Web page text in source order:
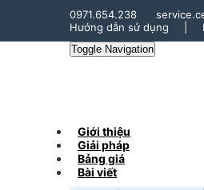
0971.654.238
Hướng dẫn sử dụng
Toggle Navigation
Giới thiệu
Giải pháp
Bảng giá
Bài viết